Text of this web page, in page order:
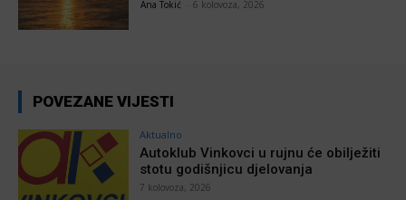
Ana Tokić 6 kolovoza, 2026
POVEZANE VIJESTI
Aktualno
Autoklub Vinkovci u rujnu će obilježiti
stotu godišnjicu djelovanja
7 kolovoza, 2026